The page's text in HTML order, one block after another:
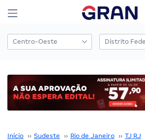
Início ›› Sudeste ›› Rio de Janeiro ›› TJ RJ